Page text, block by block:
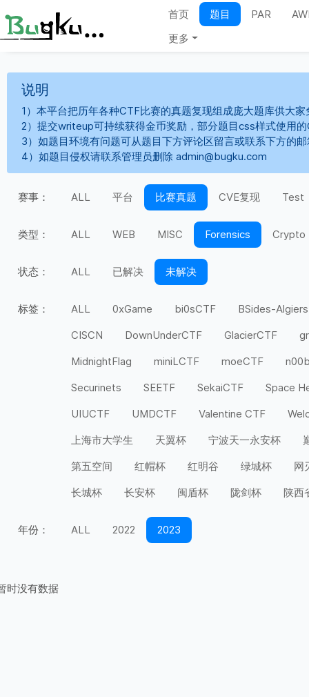
首页 题目 PAR
更多
说明
1）本平台把历年各种CTF比赛的真题复现组成庞大题库供大
2）提交writeup可持续获得金币奖励，部分题目css样式使用
3）如题目环境有问题可从题目下方评论区留言或联系下方的
4）如题目侵权请联系管理员删除 admin@bugku.com
赛事： ALL 平台 比赛真题 CVE复现 Test
类型： ALL WEB MISC Forensics Crypto
状态： ALL 已解决 未解决
标签： ALL 0xGame bi0sCTF
BSides-Algiers
CISCN
DownUnderCTF GlacierCTF
MidnightFlag
miniLCTF moeCTF
Securinets
SEETF SekaiCTF
Space
UIUCTF
UMDCTF Valentine CTF
上海市大学生
天翼杯 宁波天一永安杯
第五空间
红帽杯 红明谷 绿城杯
网
长城杯
长安杯 闽盾杯 陇剑杯 陕西
年份： ALL 2022 2023
时没有数据